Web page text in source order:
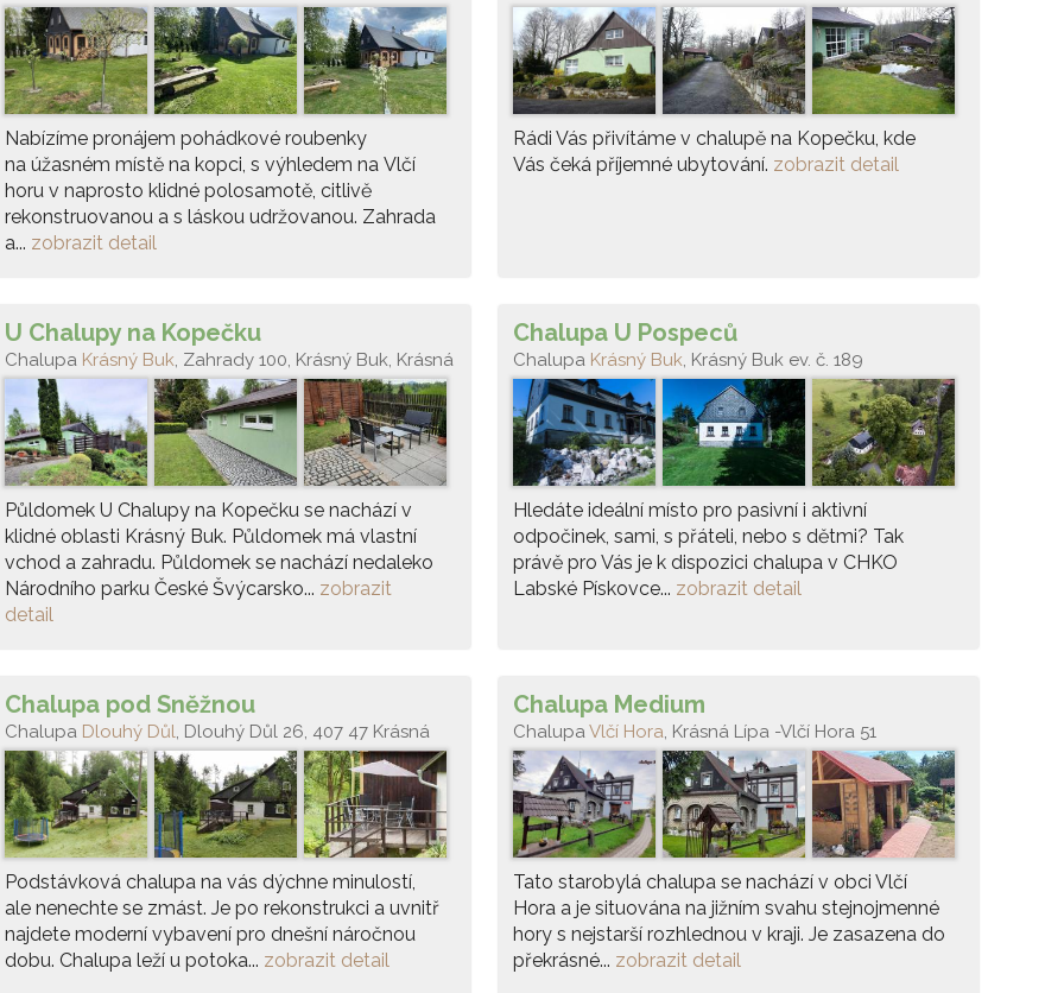
Nabízíme pronájem pohádkové roubenky
na úžasném místě na kopci, s výhledem na Vlčí
horu v naprosto klidné polosamotě, citlivě
rekonstruovanou a s láskou udržovanou. Zahrada
a... zobrazit detail
Rádi Vás přivítáme v chalupě na Kopečku, kde
Vás čeká příjemné ubytování. zobrazit detail
U Chalupy na Kopečku
Chalupa Krásný Buk, Zahrady 100, Krásný Buk, Krásná
Lípa, ČR
Půldomek U Chalupy na Kopečku se nachází v
klidné oblasti Krásný Buk. Půldomek má vlastní
vchod a zahradu. Půldomek se nachází nedaleko
Národního parku České Švýcarsko... zobrazit
detail
Chalupa U Pospeců
Chalupa Krásný Buk, Krásný Buk ev. č. 189
Hledáte ideální místo pro pasivní i aktivní
odpočinek, sami, s přáteli, nebo s dětmi? Tak
právě pro Vás je k dispozici chalupa v CHKO
Labské Pískovce... zobrazit detail
Chalupa pod Sněžnou
Chalupa Dlouhý Důl, Dlouhý Důl 26, 407 47 Krásná
Lípa
Podstávková chalupa na vás dýchne minulostí,
ale nenechte se zmást. Je po rekonstrukci a uvnitř
najdete moderní vybavení pro dnešní náročnou
dobu. Chalupa leží u potoka... zobrazit detail
Chalupa Medium
ChalupaVlčí Hora, Krásná Lípa -Vlčí Hora 51
Tato starobylá chalupa se nachází v obci Vlčí
Hora a je situována na jižním svahu stejnojmenné
hory s nejstarší rozhlednou v kraji. Je zasazena do
překrásné... zobrazit detail